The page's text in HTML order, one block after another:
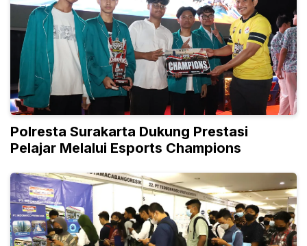
Polresta Surakarta Dukung Prestasi
Pelajar Melalui Esports Champions